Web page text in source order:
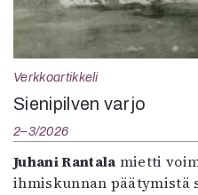
Verkkoartikkeli
Sienipilven varjo
2–3/2026
Juhani Rantala mietti
ihmiskunnan päätymistä